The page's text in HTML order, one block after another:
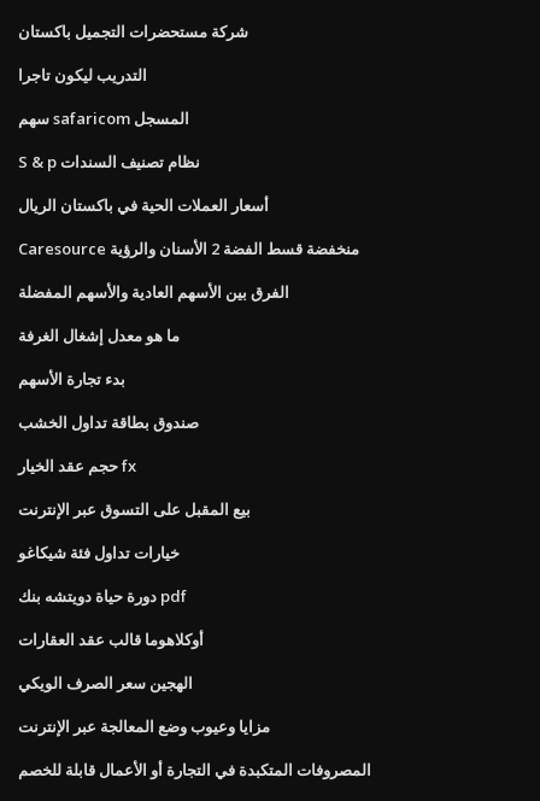
شركة مستحضرات التجميل باكستان
التدريب ليكون تاجرا
سهم safaricom المسجل
S & p نظام تصنيف السندات
أسعار العملات الحية في باكستان الريال
Caresource منخفضة قسط الفضة 2 الأسنان والرؤية
الفرق بين الأسهم العادية والأسهم المفضلة
ما هو معدل إشغال الغرفة
بدء تجارة الأسهم
صندوق بطاقة تداول الخشب
حجم عقد الخيار fx
بيع المقبل على التسوق عبر الإنترنت
خيارات تداول فئة شيكاغو
دورة حياة دويتشه بنك pdf
أوكلاهوما قالب عقد العقارات
الهجين سعر الصرف الويكي
مزايا وعيوب وضع المعالجة عبر الإنترنت
المصروفات المتكبدة في التجارة أو الأعمال قابلة للخصم